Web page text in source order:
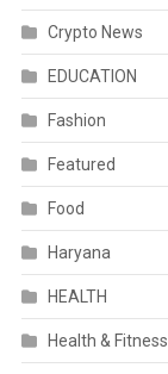
Crypto News
EDUCATION
Fashion
Featured
Food
Haryana
HEALTH
Health & Fitness